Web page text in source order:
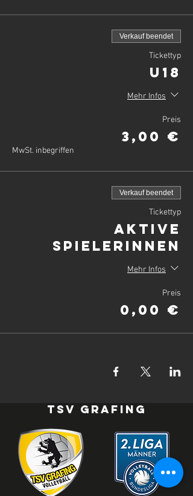
Verkauf beendet
Tickettyp
U18
Mehr Infos
Preis
3,00 €
MwSt. inbegriffen
Verkauf beendet
Tickettyp
Aktive
SpielerInnen
Mehr Infos
Preis
0,00 €
TSV Grafing